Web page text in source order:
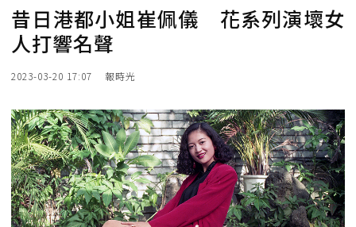
昔日港都小姐崔佩儀 花系列演壞女
人打響名聲
2023-03-20 17:07 報時光